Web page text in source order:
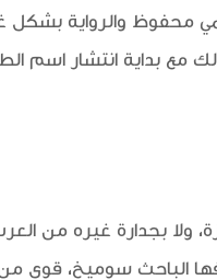
محفوظ والرواية بشكل
مع بداية انتشار اسم
ولا بجدارة غيره من
الباحث سوميخ، قوى